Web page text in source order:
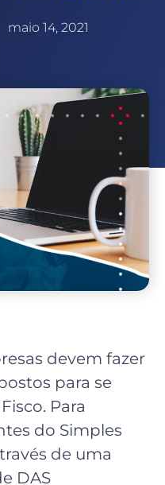
maio 14, 2021
devem fazer
para se
Para
do Simples
de uma
DAS